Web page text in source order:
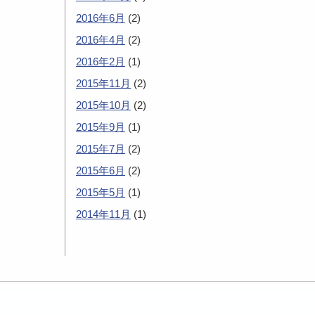
2016年6月 (2)
2016年4月 (2)
2016年2月 (1)
2015年11月 (2)
2015年10月 (2)
2015年9月 (1)
2015年7月 (2)
2015年6月 (2)
2015年5月 (1)
2014年11月 (1)